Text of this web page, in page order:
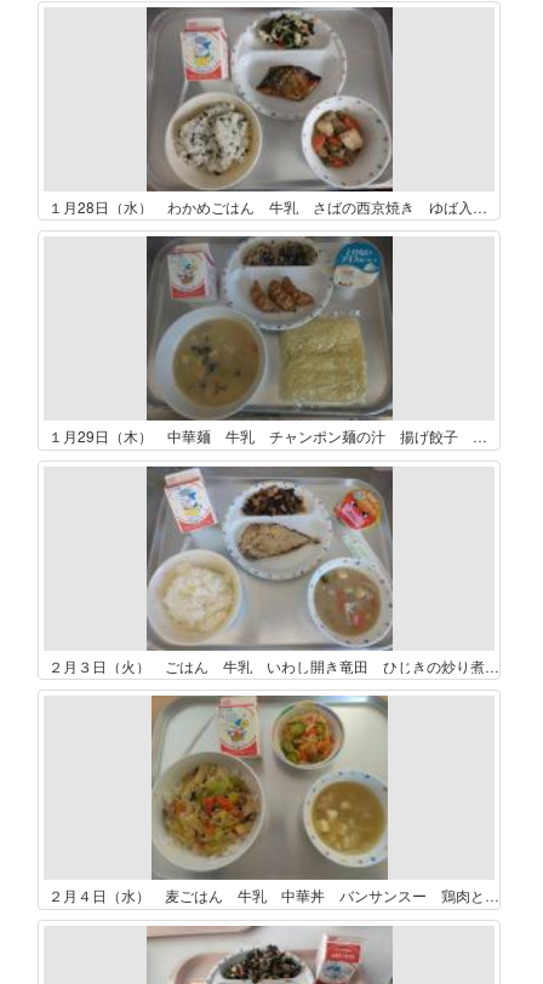
１月28日（水） わかめごはん 牛乳 さばの西京焼き ゆば入りお浸し がめ煮
１月29日（木） 中華麺 牛乳 チャンポン麺の汁 揚げ餃子 磯香和え バニラアイス風デザート
２月３日（火） ごはん 牛乳 いわし開き竜田 ひじきの炒り煮 れんこんさつま汁 豆乳プリン
２月４日（水） 麦ごはん 牛乳 中華丼 バンサンスー 鶏肉と豆腐のとろみスープ